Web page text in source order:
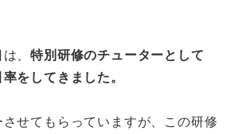
は、特別研修のチューターとして
をしてきました。
せてもらっていますが、この研修